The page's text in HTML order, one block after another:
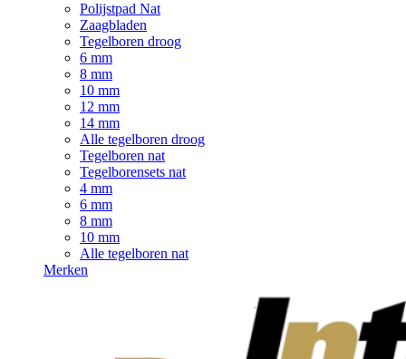
Polijstpad Nat
Zaagbladen
Tegelboren droog
6 mm
8 mm
10 mm
12 mm
14 mm
Alle tegelboren droog
Tegelboren nat
Tegelborensets nat
4 mm
6 mm
8 mm
10 mm
Alle tegelboren nat
Merken